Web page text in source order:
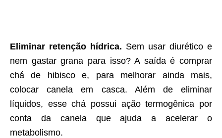
Eliminar retenção hídrica. Sem usar diurético e
nem gastar grana para isso? A saída é comprar
chá de hibisco e, para melhorar ainda mais,
colocar canela em casca. Além de eliminar
líquidos, esse chá possui ação termogênica por
conta da canela que ajuda a acelerar o
metabolismo.